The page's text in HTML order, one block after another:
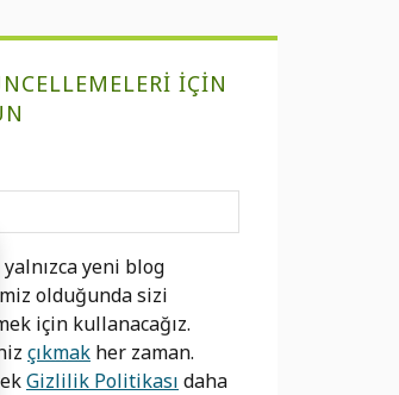
IÇIN
yalnızca yeni blog
olduğunda sizi
için kullanacağız.
çıkmak her zaman.
Gizlilik Politikası daha